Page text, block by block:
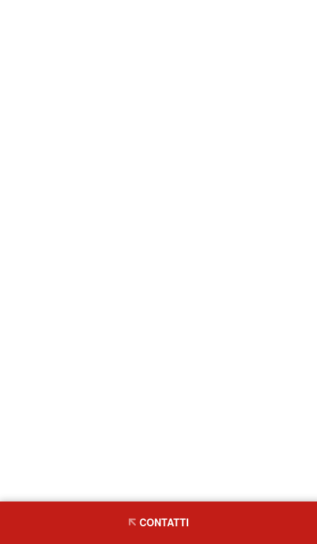
CONTATTI